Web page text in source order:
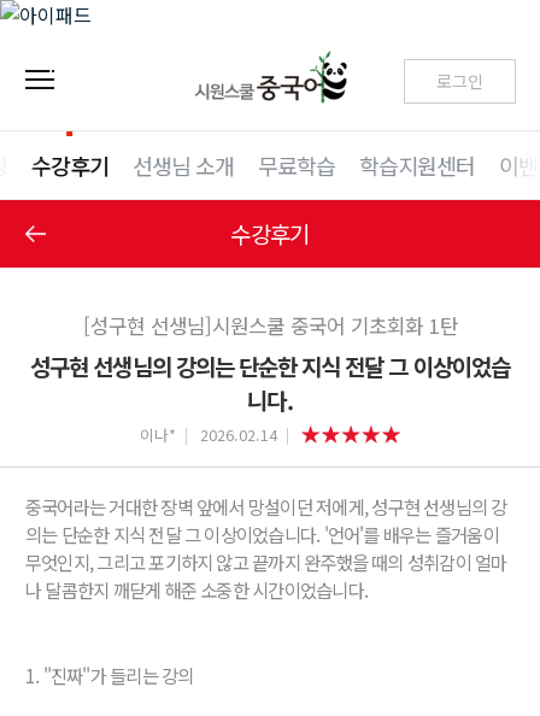
로그인
수강후기 선생님 소개 무료학습 학습지원센터 이
수강후기
[성구현 선생님]시원스쿨 중국어 기초회화 1탄
성구현 선생님의 강의는 단순한 지식 전달 그 이상이었습
니다.
이나* 2026.02.14
중국어라는 거대한 장벽 앞에서 망설이던 저에게, 성구현 선생님의 강
의는 단순한 지식 전달 그 이상이었습니다. '언어'를 배우는 즐거움이
무엇인지, 그리고 포기하지 않고 끝까지 완주했을 때의 성취감이 얼마
나 달콤한지 깨닫게 해준 소중한 시간이었습니다.
1. "진짜"가 들리는 강의